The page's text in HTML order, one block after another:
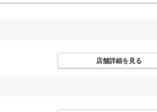
店舗詳細を見る